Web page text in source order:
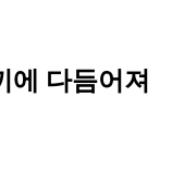
다듬어져